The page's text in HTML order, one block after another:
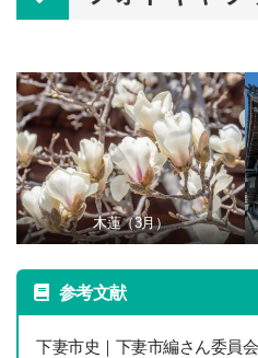
木蓮（3月）
参考文献
下妻市史｜下妻市編さん委員会